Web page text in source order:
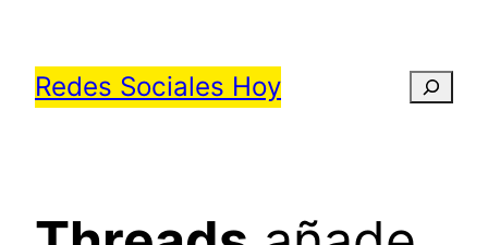
contenido
Redes Sociales Hoy